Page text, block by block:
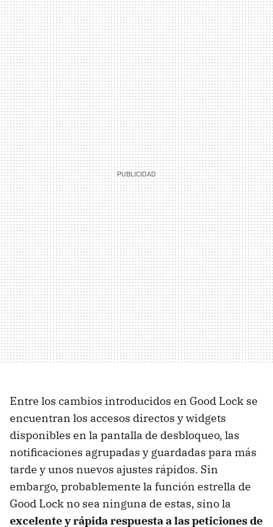
Entre los cambios introducidos en Good Lock se
encuentran los accesos directos y widgets
disponibles en la pantalla de desbloqueo, las
notificaciones agrupadas y guardadas para más
tarde y unos nuevos ajustes rápidos. Sin
embargo, probablemente la función estrella de
Good Lock no sea ninguna de estas, sino la
excelente y rápida respuesta a las peticiones de